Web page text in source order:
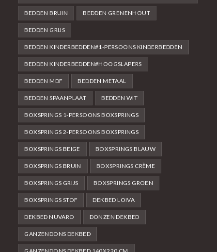
BEDDEN BRUIN BEDDEN GRENENHOUT
BEDDEN GRIJS
BEDDEN KINDERBEDDEN#1-PERSOONS KINDERBEDDEN
BEDDEN KINDERBEDDEN#HOOGSLAPERS
BEDDEN MDF BEDDEN METAAL
BEDDEN SPAANPLAAT BEDDEN WIT
BOXSPRINGS 1-PERSOONS BOXSPRINGS
BOXSPRINGS 2-PERSOONS BOXSPRINGS
BOXSPRINGS BEIGE BOXSPRINGS BLAUW
BOXSPRINGS BRUIN BOXSPRINGS CRÈME
BOXSPRINGS GRIJS BOXSPRINGS GROEN
BOXSPRINGS STOF DEKBED LOIVA
DEKBED NUVARO DONZEN DEKBED
GANZENDONS DEKBED